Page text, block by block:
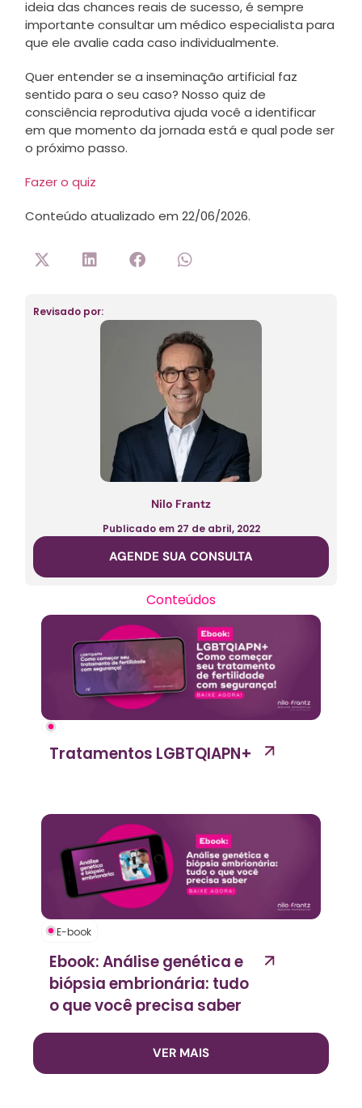
ideia das chances reais de sucesso, é sempre
importante consultar um médico especialista para
que ele avalie cada caso individualmente.
Quer entender se a inseminação artificial faz
sentido para o seu caso? Nosso quiz de
consciência reprodutiva ajuda você a identificar
em que momento da jornada está e qual pode ser
o próximo passo.
Fazer o quiz
Conteúdo atualizado em 22/06/2026.
Revisado por:
Nilo Frantz
Publicado em 27 de abril, 2022
AGENDE SUA CONSULTA
Conteúdos
Tratamentos LGBTQIAPN+
E-book
Ebook: Análise genética e
biópsia embrionária: tudo
o que você precisa saber
VER MAIS